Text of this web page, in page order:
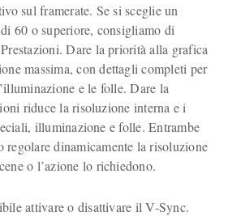
sul framerate. Se si sceglie un
60 o superiore, consigliamo di
Dare la priorità alla grafica
massima, con dettagli completi per
e le folle. Dare la
riduce la risoluzione interna e i
illuminazione e folle. Entrambe
regolare dinamicamente la risoluzione
o l’azione lo richiedono.
attivare o disattivare il V-Sync.